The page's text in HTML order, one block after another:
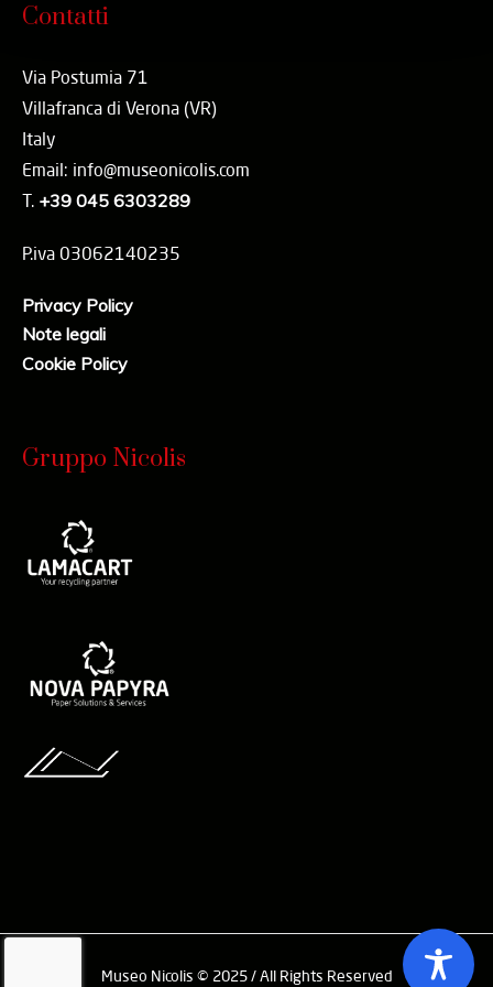
Contatti
Via Postumia 71
Villafranca di Verona (VR)
Italy
Email: info@museonicolis.com
T. +39 045 6303289
P.iva 03062140235
Privacy Policy
Note legali
Cookie Policy
Gruppo Nicolis
Museo Nicolis © 2025 / All Rights Reserved